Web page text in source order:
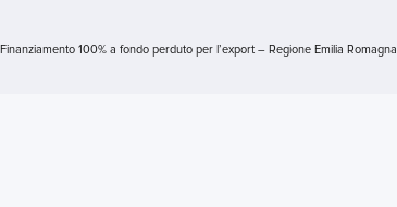
Finanziamento 100% a fondo perduto per l’export – Regione Emilia Romagna